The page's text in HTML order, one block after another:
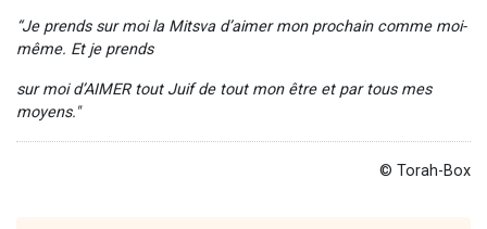
“Je prends sur moi la Mitsva d’aimer mon prochain comme moi-
même. Et je prends
sur moi d’AIMER tout Juif de tout mon être et par tous mes
moyens."
© Torah-Box